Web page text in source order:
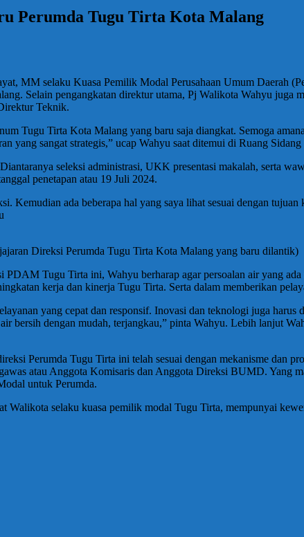
Perumda Tugu Tirta Kota Malang
MM selaku Kuasa Pemilik Modal Perusahaan Umum Daerah
Selain pengangkatan direktur utama, Pj Walikota Wahyu juga
Teknik.
Tugu Tirta Kota Malang yang baru saja diangkat. Semoga
yang sangat strategis,” ucap Wahyu saat ditemui di Ruang
seleksi administrasi, UKK presentasi makalah, serta
penetapan atau 19 Juli 2024.
Kemudian ada beberapa hal yang saya lihat sesuai dengan
Direksi Perumda Tugu Tirta Kota Malang yang baru dilantik)
Tugu Tirta ini, Wahyu berharap agar persoalan air yang
kerja dan kinerja Tugu Tirta. Serta dalam memberikan
yang cepat dan responsif. Inovasi dan teknologi juga
bersih dengan mudah, terjangkau,” pinta Wahyu. Lebih lanjut
Perumda Tugu Tirta ini telah sesuai dengan mekanisme dan
atau Anggota Komisaris dan Anggota Direksi BUMD. Yang
untuk Perumda.
Walikota selaku kuasa pemilik modal Tugu Tirta, mempunyai